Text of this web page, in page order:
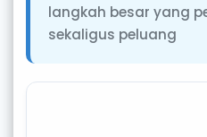
langkah besar yang
sekaligus peluang